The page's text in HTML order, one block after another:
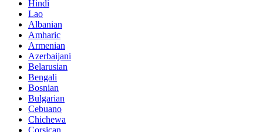
Hindi
Lao
Albanian
Amharic
Armenian
Azerbaijani
Belarusian
Bengali
Bosnian
Bulgarian
Cebuano
Chichewa
Corsican